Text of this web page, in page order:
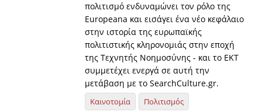
πολιτισμό ενδυναμώνει τον ρόλο της
Europeana και εισάγει ένα νέο κεφάλαιο
στην ιστορία της ευρωπαϊκής
πολιτιστικής κληρονομιάς στην εποχή
της Τεχνητής Νοημοσύνης - και το ΕΚΤ
συμμετέχει ενεργά σε αυτή την
μετάβαση με το SearchCulture.gr.
Καινοτομία
Πολιτισμός